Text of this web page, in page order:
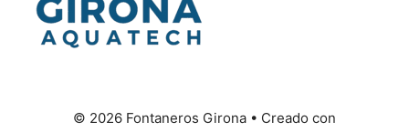
© 2026 Fontaneros Girona • Creado con